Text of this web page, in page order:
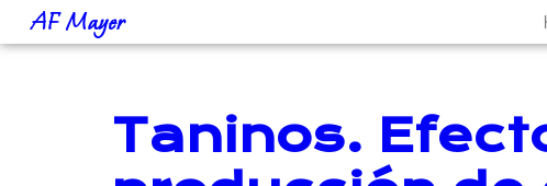
AF Mayer
Taninos.